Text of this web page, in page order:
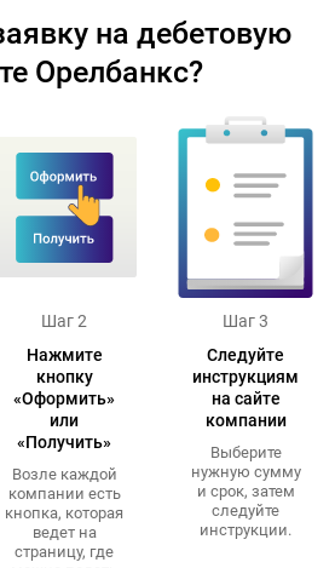
на дебетовую
Орелбанкс?
Шаг 2
Нажмите
кнопку
«Оформить»
или
«Получить»
Возле каждой
компании есть
кнопка, которая
ведет на
страницу, где
Шаг 3
Следуйте
инструкциям
на сайте
компании
Выберите
нужную сумму
и срок, затем
следуйте
инструкции.